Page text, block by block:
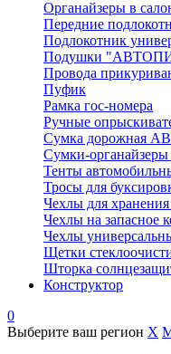
Органайзеры в
Передние
Подлокотник
Подушки
Провода
Пуфик
Рамка гос-номера
Ручные
Сумка дорожная
Сумки-
Тенты
Тросы для
Чехлы для хранения
Чехлы на запасное
Чехлы
Щетки
Шторка
Конструктор
0
Выберите ваш регион X